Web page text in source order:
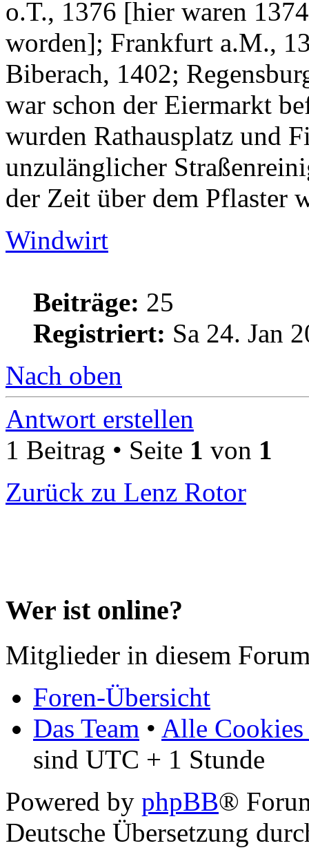
o.T., 1376 [hier waren
worden]; Frankfurt a.M.,
Biberach, 1402;
war schon der Eiermarkt
wurden Rathausplatz und
unzulänglicher
der Zeit über dem Pflaster
Windwirt
Beiträge: 25
Registriert: Sa 24. Jan
Nach oben
Antwort erstellen
1 Beitrag • Seite 1 von 1
Zurück zu Lenz Rotor
Wer ist online?
Mitglieder in diesem
Foren-Übersicht
Das Team • Alle Cookies
sind UTC + 1 Stunde
Powered by phpBB®
Deutsche Übersetzung